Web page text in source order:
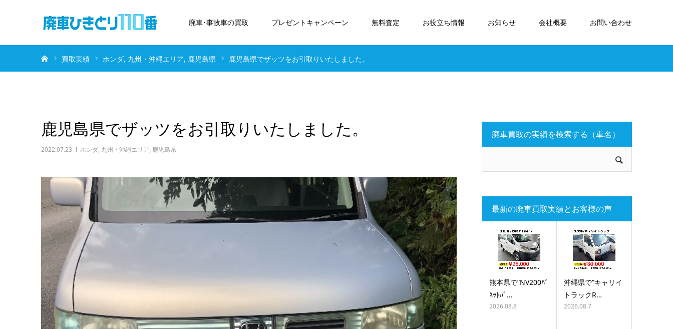
廃車･事故車の買取 プレゼントキャンペーン 無料査定 お役立ち情報 お知らせ 会社概要 お問い合わせ
買取実績 ホンダ 九州・沖縄エリア 鹿児島県 鹿児島県でザッツをお引取りいたしました。
鹿児島県でザッツをお引取りいたしました。
2022.07.23 ホンダ, 九州・沖縄エリア, 鹿児島県
廃車買取の実績を検索する（車名）
最新の廃車買取実績とお客様の声
熊本県で”NV200ﾊﾞ
ﾈｯﾄﾊﾞ…
2026.08.8
沖縄県で”キャリイ
トラックR…
2026.08.7